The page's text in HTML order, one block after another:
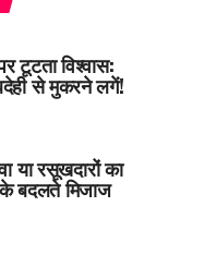
टूटता विश्वास:
से मुकरने लगें!
या रसूखदारों का
के बदलते मिजाज